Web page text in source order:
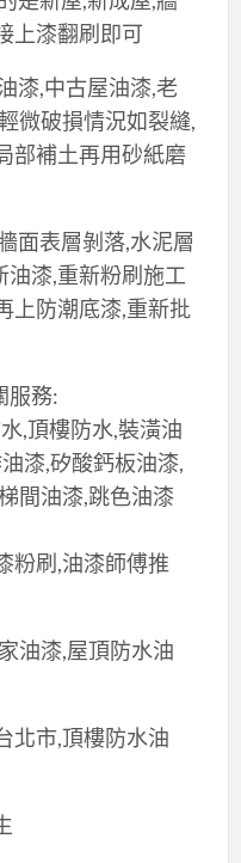
上漆翻刷即可
漆,中古屋油漆,老
微破損情況如裂縫,
部補土再用砂紙磨
面表層剝落,水泥層
漆,重新粉刷施工
上防潮底漆,重新批
服務:
,頂樓防水,裝潢油
漆,矽酸鈣板油漆,
間油漆,跳色油漆
粉刷,油漆師傅推
油漆,屋頂防水油
北市,頂樓防水油